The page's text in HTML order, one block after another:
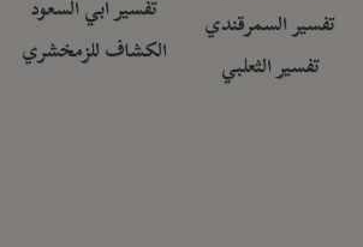
تفسير السمرقندي
تفسير الثعلبي
تفسير أبي السعود
الكشاف للزمخشري